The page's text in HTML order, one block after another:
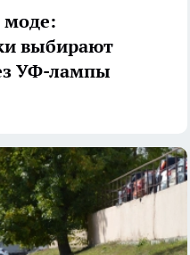
моде:
выбирают
УФ-лампы